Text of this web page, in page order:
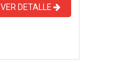
VER DETALLE